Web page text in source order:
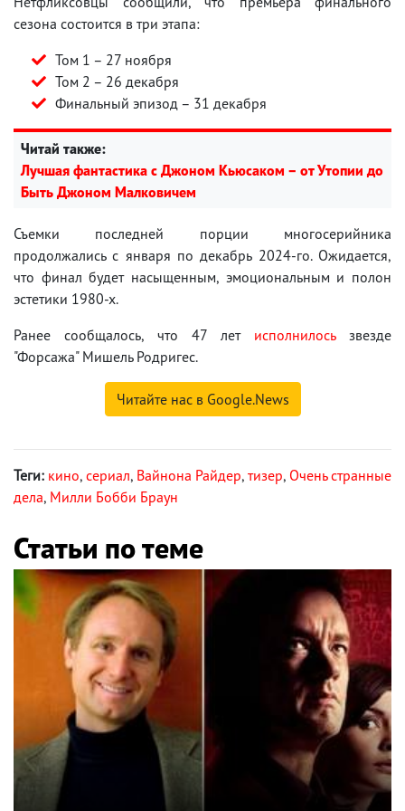
сезона состоится в три этапа:
Том 1 – 27 ноября
Том 2 – 26 декабря
Финальный эпизод – 31 декабря
Читай также:
Лучшая фантастика с Джоном Кьюсаком – от Утопии до
Быть Джоном Малковичем
Съемки последней порции многосерийника
продолжались с января по декабрь 2024-го. Ожидается,
что финал будет насыщенным, эмоциональным и полон
эстетики 1980-х.
Ранее сообщалось, что 47 лет исполнилосьзвезде
"Форсажа" Мишель Родригес.
Читайте нас в Google.News
Теги: кино, сериал, Вайнона Райдер, тизер, Очень странные
дела, Милли Бобби Браун
Статьи по теме